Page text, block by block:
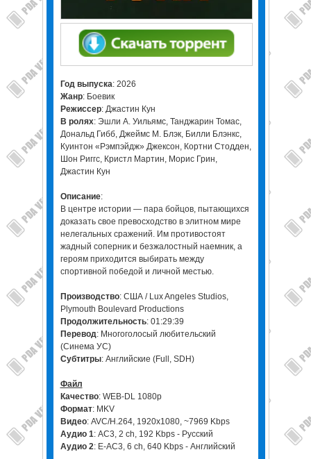
Год выпуска: 2026
Жанр: Боевик
Режиссер: Джастин Кун
В ролях: Эшли А. Уильямс, Танджарин Томас,
Дональд Гибб, Джеймс М. Блэк, Билли Блэнкс,
Куинтон «Рэмпэйдж» Джексон, Кортни Стодден,
Шон Риггс, Кристл Мартин, Морис Грин,
Джастин Кун
Описание:
В центре истории — пара бойцов, пытающихся
доказать свое превосходство в элитном мире
нелегальных сражений. Им противостоят
жадный соперник и безжалостный наемник, а
героям приходится выбирать между
спортивной победой и личной местью.
Производство: США / Lux Angeles Studios,
Plymouth Boulevard Productions
Продолжительность: 01:29:39
Перевод: Многоголосый любительский
(Синема УС)
Субтитры: Английские (Full, SDH)
Файл
Качество: WEB-DL 1080p
Формат: MKV
Видео: AVC/H.264, 1920x1080, ~7969 Kbps
Аудио 1: AC3, 2 ch, 192 Kbps - Русский
Аудио 2: E-AC3, 6 ch, 640 Kbps - Английский